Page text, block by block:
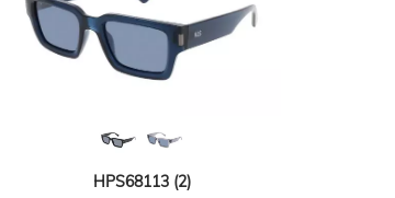
HPS68113 (2)